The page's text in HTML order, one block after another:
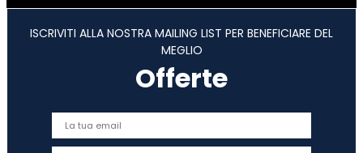
ISCRIVITI ALLA NOSTRA MAILING LIST PER BENEFICIARE DEL
MEGLIO
Offerte